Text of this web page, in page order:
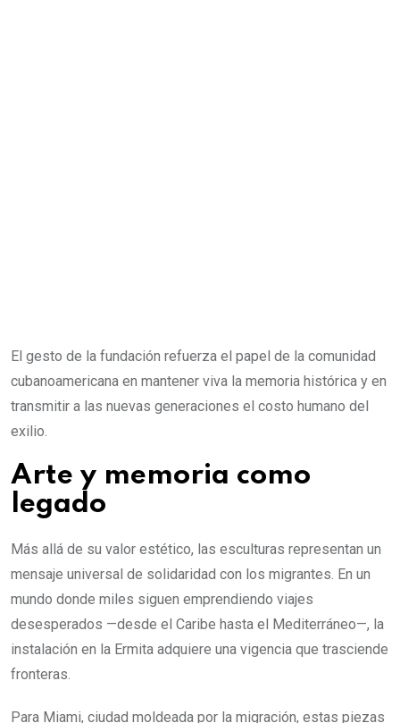
El gesto de la fundación refuerza el papel de la comunidad
cubanoamericana en mantener viva la memoria histórica y en
transmitir a las nuevas generaciones el costo humano del
exilio.
Arte y memoria como
legado
Más allá de su valor estético, las esculturas representan un
mensaje universal de solidaridad con los migrantes. En un
mundo donde miles siguen emprendiendo viajes
desesperados —desde el Caribe hasta el Mediterráneo—, la
instalación en la Ermita adquiere una vigencia que trasciende
fronteras.
Para Miami, ciudad moldeada por la migración, estas piezas